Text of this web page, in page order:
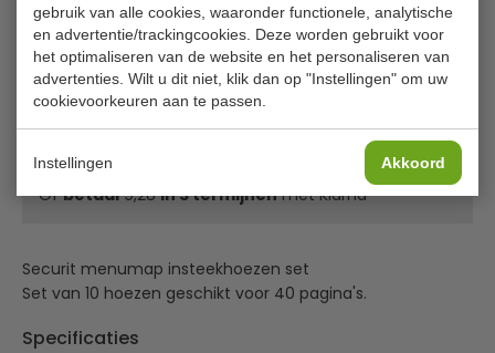
gebruik van alle cookies, waaronder functionele, analytische
en advertentie/trackingcookies. Deze worden gebruikt voor
het optimaliseren van de website en het personaliseren van
advertenties. Wilt u dit niet, klik dan op "Instellingen" om uw
cookievoorkeuren aan te passen.
Instellingen Akkoord
€ 24,49 | Voordeel € 1,49
€ 23,00excl. btw
€ 27,83 incl. btw
Ofbetaal9,28in 3 termijnenmet Klarna
Securit menumap insteekhoezen set
Set van 10 hoezen geschikt voor 40 pagina's.
Specificaties